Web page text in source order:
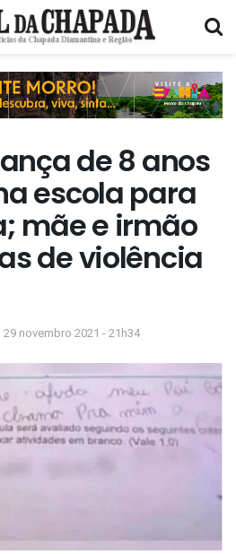
de 8 anos
escola para
mãe e irmão
de violência
29 novembro 2021 - 21h34